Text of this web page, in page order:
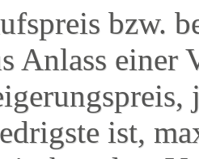
bzw.
Anlass einer
ist,